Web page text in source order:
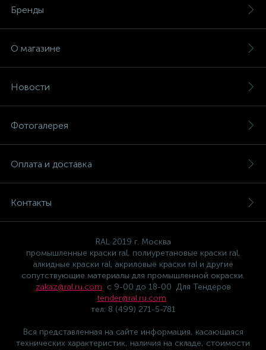
Бренды
О магазине
Новости
Фотогалерея
Оплата и доставка
Контакты
RAL 2019 г. Москва
промышленные краски ral, полиуретановые краски ral,
алкидные краски ral, акриловые краски ral и другие
сопутствующие материалы для промышленной окраски.
zakaz@ral.ru.com с 9-00 до 18-00 Для Тендеров
tender@ral.ru.com
тел: 8 (499) 271-5-781
Вся представленная на сайте информация, касающаяся
технических характеристик, наличия на складе, стоимости